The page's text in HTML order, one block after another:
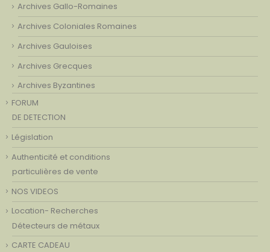
Archives Gallo-Romaines
Archives Coloniales Romaines
Archives Gauloises
Archives Grecques
Archives Byzantines
FORUM
DE DETECTION
Législation
Authenticité et conditions
particulières de vente
NOS VIDEOS
Location- Recherches
Détecteurs de métaux
CARTE CADEAU